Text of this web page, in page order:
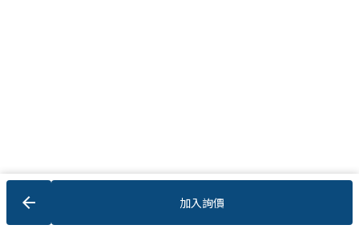
arrow_back 加入詢價